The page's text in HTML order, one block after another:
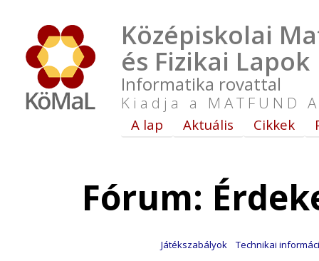
Középiskolai
és Fizikai Lapok
Informatika rovattal
Kiadja a MATFUND
A lap Aktuális Cikkek
Fórum:
Játékszabályok Technikai